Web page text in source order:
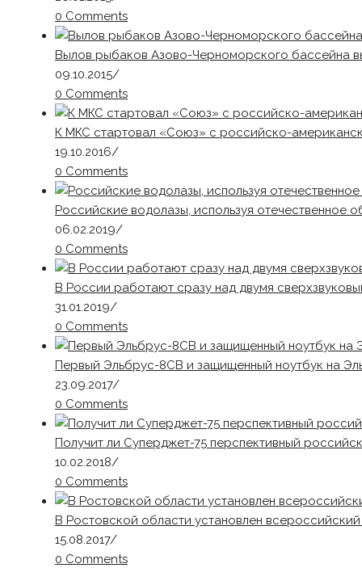
0 Comments
Вылов рыбаков Азово-Черноморского бассейна
09.10.2015/
0 Comments
К МКС стартовал «Союз» с российско-
19.10.2016/
0 Comments
Российские водолазы, используя отечественное
06.02.2019/
0 Comments
В России работают сразу над двумя
31.01.2019/
0 Comments
Первый Эльбрус-8СВ и защищенный ноутбук на
23.09.2017/
0 Comments
Получит ли Суперджет-75 перспективный
10.02.2018/
0 Comments
В Ростовской области установлен
15.08.2017/
0 Comments